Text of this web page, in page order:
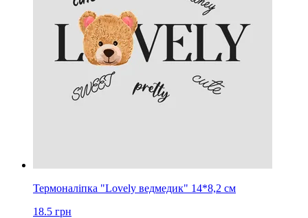
Термоналіпка "Lovely ведмедик" 14*8,2 см
18.5 грн